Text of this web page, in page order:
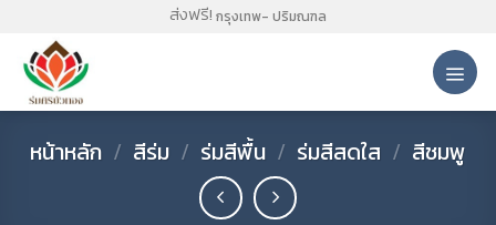
content
ส่งฟรี! กรุงเทพ- ปริมณฑล
หน้าหลัก / สีร่ม / ร่มสีพื้น / ร่มสีสดใส / สีชมพู